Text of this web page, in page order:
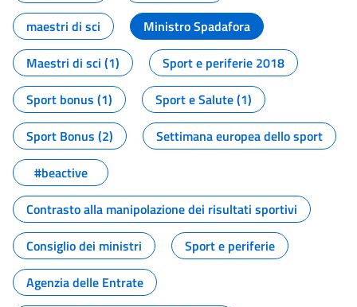
maestri di sci
Ministro Spadafora
Maestri di sci (1)
Sport e periferie 2018
Sport bonus (1)
Sport e Salute (1)
Sport Bonus (2)
Settimana europea dello sport
#beactive
Contrasto alla manipolazione dei risultati sportivi
Consiglio dei ministri
Sport e periferie
Agenzia delle Entrate